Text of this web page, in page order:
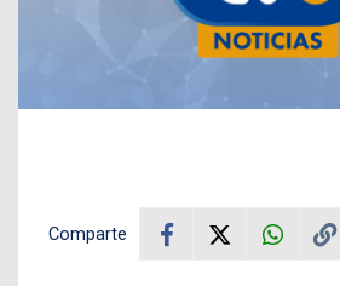
Comparte